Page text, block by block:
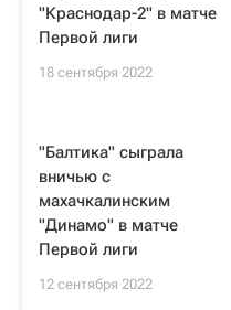
"Краснодар-2" в матче
Первой лиги
18 сентября 2022
"Балтика" сыграла
вничью с
махачкалинским
"Динамо" в матче
Первой лиги
12 сентября 2022